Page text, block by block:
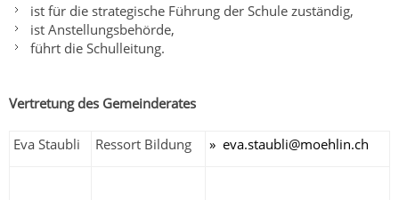
ist für die strategische Führung der Schule zuständig,
ist Anstellungsbehörde,
führt die Schulleitung.
Vertretung des Gemeinderates
Eva Staubli Ressort Bildung v st bl m hl n ch